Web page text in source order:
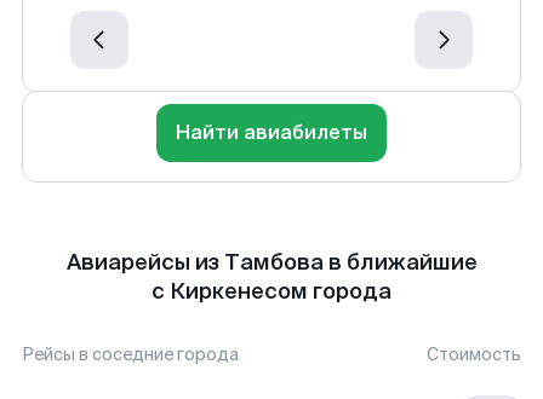
Найти авиабилеты
Авиарейсы из Тамбова в ближайшие
с Киркенесом города
Рейсы в соседние города Стоимость